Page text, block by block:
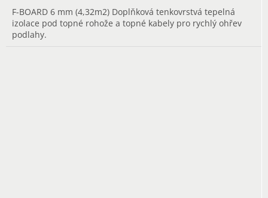
F-BOARD 6 mm (4,32m2) Doplňková tenkovrstvá tepelná
izolace pod topné rohože a topné kabely pro rychlý ohřev
podlahy.